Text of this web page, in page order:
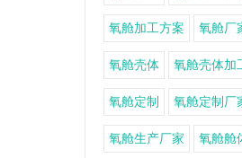
氧舱加工方案 氧舱厂
氧舱壳体 氧舱壳体加
氧舱定制 氧舱定制厂
氧舱生产厂家 氧舱舱